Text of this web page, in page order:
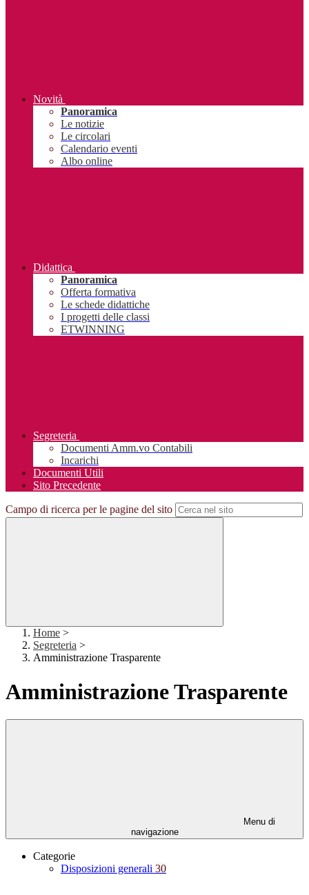
Novità
Panoramica
Le notizie
Le circolari
Calendario eventi
Albo online
Didattica
Panoramica
Offerta formativa
Le schede didattiche
I progetti delle classi
ETWINNING
Segreteria
Documenti Amm.vo Contabili
Incarichi
Documenti Utili
Sito Precedente
Campo di ricerca per le pagine del sito
Home >
Segreteria >
Amministrazione Trasparente
Amministrazione Trasparente
Menu di
navigazione
Categorie
Disposizioni generali 30